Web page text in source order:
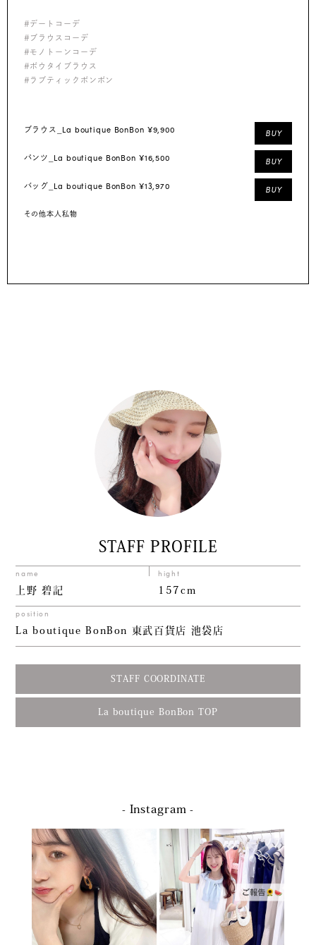
#デートコーデ
#ブラウスコーデ
#モノトーンコーデ
#ボウタイブラウス
#ラブティックボンボン
ブラウス_ La boutique BonBon ¥9,900 BUY
パンツ_ La boutique BonBon ¥16,500 BUY
バッグ_ La boutique BonBon ¥13,970 BUY
その他本人私物
STAFF PROFILE
name
上野 碧記
hight
157cm
position
La boutique BonBon 東武百貨店 池袋店
STAFF COORDINATE
La boutique BonBon TOP
- Instagram -